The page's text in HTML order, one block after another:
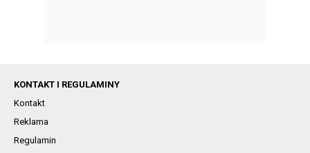
KONTAKT I REGULAMINY
Kontakt
Reklama
Regulamin